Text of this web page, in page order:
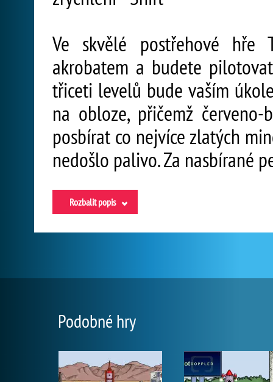
Ve skvělé postřehové hře
akrobatem a budete
třiceti levelů bude vaším
na obloze, přičemž
posbírat co nejvíce zlatých
nedošlo palivo. Za nasbírané
Rozbalit popis
Podobné hry